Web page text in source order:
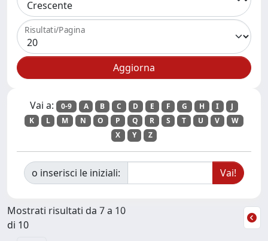
Risultati/Pagina
Vai a: 0-9 A B C D E F G H I
J
K
L M N O P Q R S T U V
W
X
Y Z
o inserisci le iniziali:
Mostrati risultati da 7 a 10
di 10